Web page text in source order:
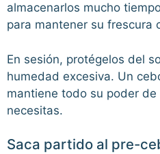
almacenarlos mucho
para mantener su frescura
En sesión, protégelos del
humedad excesiva. Un
mantiene todo su poder
necesitas.
Saca partido al pre-